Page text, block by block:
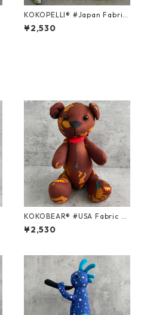
KOKOPELLI® #Japan Fabric
series ＃055/Mサイズ
¥2,530
KOKOBEAR® #USA Fabric se
ries ＃94/Mサイズ
¥2,530